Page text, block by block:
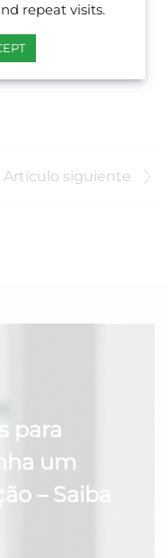
de negócios,
conosco no
Artículo siguiente
para
um
– Saiba
repeat visits.